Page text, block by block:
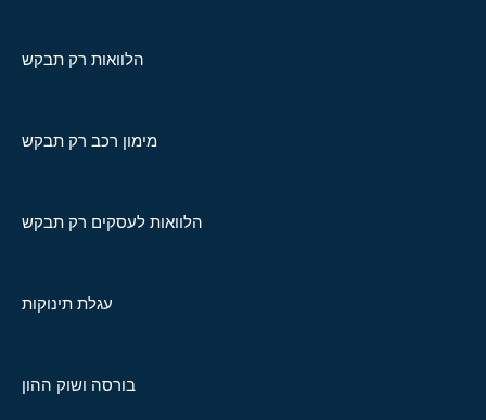
הלוואות רק תבקש
מימון רכב רק תבקש
הלוואות לעסקים רק תבקש
עגלת תינוקות
בורסה ושוק ההון